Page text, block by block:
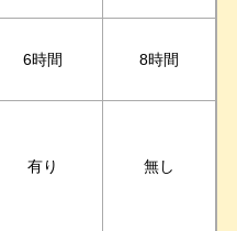
6時間 8時間
有り 無し